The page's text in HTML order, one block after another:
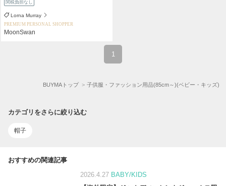
関税負担なし
Lorna Murray
PREMIUM PERSONAL SHOPPER
MoonSwan
1
BUYMAトップ 子供服・ファッション用品(85cm～)(ベビー・キッズ)
カテゴリをさらに絞り込む
帽子
おすすめの関連記事
2026.4.27 BABY/KIDS